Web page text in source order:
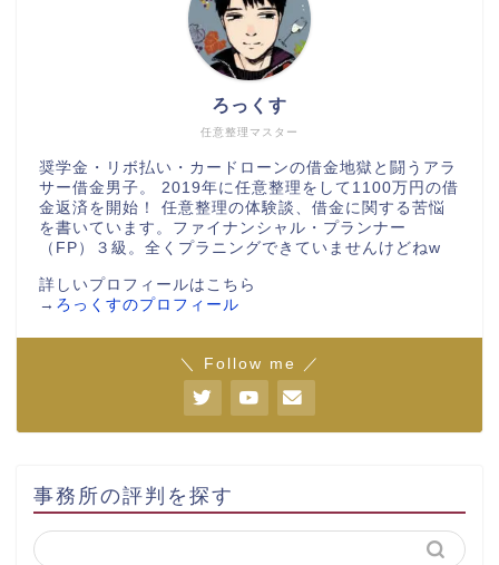
任意整理マスター
ろっくす
奨学金・リボ払い・カードローンの借金地獄と闘うアラ
サー借金男子。 2019年に任意整理をして1100万円の借
金返済を開始！ 任意整理の体験談、借金に関する苦悩
を書いています。ファイナンシャル・プランナー
（FP）３級。全くプラニングできていませんけどねw
詳しいプロフィールはこちら
→ ろっくすのプロフィール
＼ Follow me ／
事務所の評判を探す